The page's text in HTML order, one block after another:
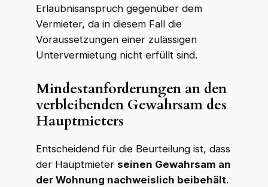
Erlaubnisanspruch gegenüber dem
Vermieter, da in diesem Fall die
Voraussetzungen einer zulässigen
Untervermietung nicht erfüllt sind.
Mindestanforderungen an den
verbleibenden Gewahrsam des
Hauptmieters
Entscheidend für die Beurteilung ist, dass
der Hauptmieter seinen Gewahrsam an
der Wohnung nachweislich beibehält.